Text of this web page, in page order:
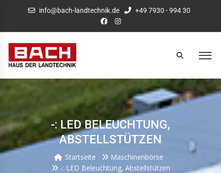
info@bach-landtechnik.de +49 7930 - 994 30
-: LED BELEUCHTUNG,
ABSTELLSTÜTZEN
Startseite
Maschinenbörse
-: LED Beleuchtung, Abstellstützen